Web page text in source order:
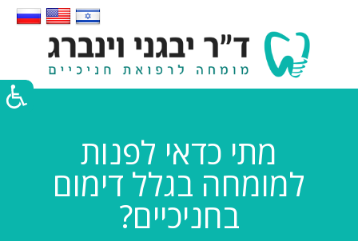
מתי כדאי לפנות
למומחה בגלל דימום
בחניכיים?